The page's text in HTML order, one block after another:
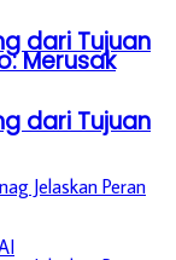
dari Tujuan
Merusak
dari Tujuan